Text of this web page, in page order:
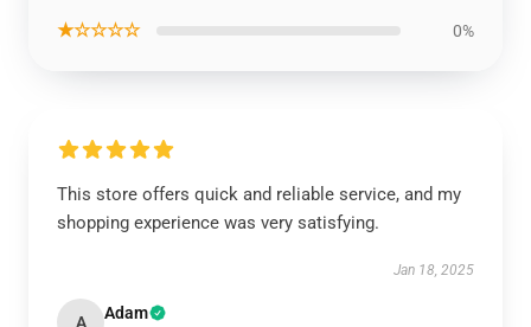
★☆☆☆☆ 0%
This store offers quick and reliable service, and my
shopping experience was very satisfying.
Jan 18, 2025
A Adam